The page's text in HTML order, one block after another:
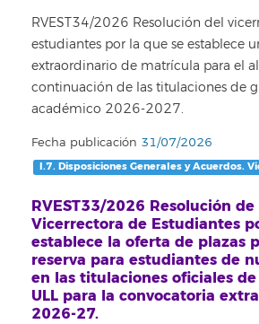
RVEST34/2026 Resolución del
estudiantes por la que se establece
extraordinario de matrícula para el
continuación de las titulaciones de
académico 2026-2027.
Fecha publicación 31/07/2026
I.7. Disposiciones Generales y Acuerdos.
RVEST33/2026 Resolución de
Vicerrectora de Estudiantes
establece la oferta de plazas
reserva para estudiantes de
en las titulaciones oficiales
ULL para la convocatoria
2026-27.